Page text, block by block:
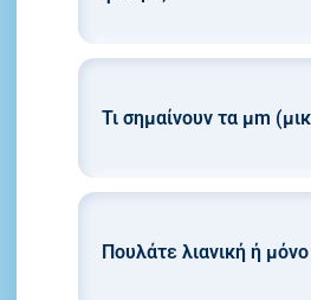
Τι σημαίνουν τα μm
Πουλάτε λιανική ή